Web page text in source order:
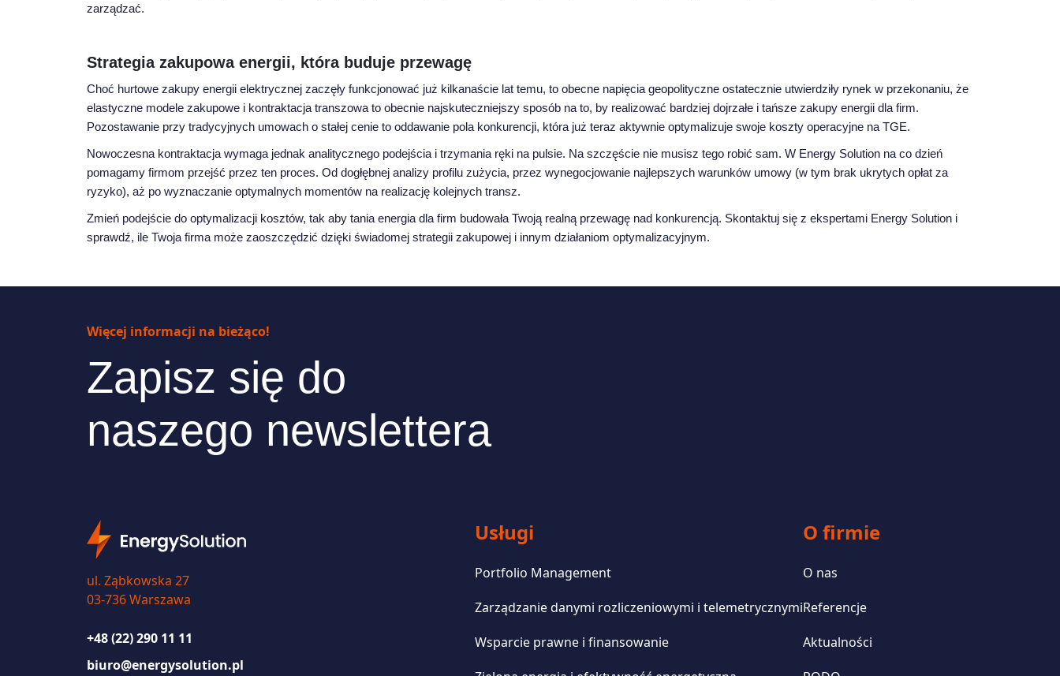
zarządzać.
Strategia zakupowa energii, która buduje przewagę
Choć hurtowe zakupy energii elektrycznej zaczęły funkcjonować już kilkanaście lat temu, to obecne napięcia geopolityczne ostatecznie utwierdziły rynek w przekonaniu, że
elastyczne modele zakupowe i kontraktacja transzowa to obecnie najskuteczniejszy sposób na to, by realizować bardziej dojrzałe i tańsze zakupy energii dla firm.
Pozostawanie przy tradycyjnych umowach o stałej cenie to oddawanie pola konkurencji, która już teraz aktywnie optymalizuje swoje koszty operacyjne na TGE.
Nowoczesna kontraktacja wymaga jednak analitycznego podejścia i trzymania ręki na pulsie. Na szczęście nie musisz tego robić sam. W Energy Solution na co dzień
pomagamy firmom przejść przez ten proces. Od dogłębnej analizy profilu zużycia, przez wynegocjowanie najlepszych warunków umowy (w tym brak ukrytych opłat za
ryzyko), aż po wyznaczanie optymalnych momentów na realizację kolejnych transz.
Zmień podejście do optymalizacji kosztów, tak aby tania energia dla firm budowała Twoją realną przewagę nad konkurencją. Skontaktuj się z ekspertami Energy Solution i
sprawdź, ile Twoja firma może zaoszczędzić dzięki świadomej strategii zakupowej i innym działaniom optymalizacyjnym.
Więcej informacji na bieżąco!
Zapisz się do
naszego newslettera
ul. Ząbkowska 27
03-736 Warszawa
+48 (22) 290 11 11
biuro@energysolution.pl
Usługi
Portfolio Management
Zarządzanie danymi rozliczeniowymi i telemetrycznymi
Wsparcie prawne i finansowanie
O firmie
O nas
Referencje
Aktualności